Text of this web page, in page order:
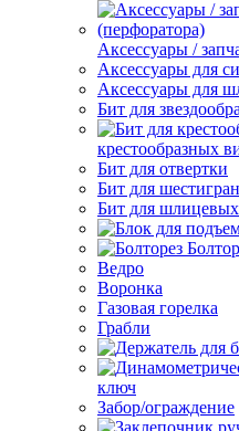
Аксессуары /
Аксессуары для
Аксессуары для
Бит для
крестообразных
Бит для отвертки
Бит для
Бит для
Ведро
Воронка
Газовая горелка
Грабли
ключ
Забор/ограждение